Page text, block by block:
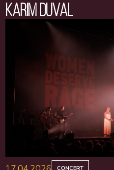
KARIM DUVAL
CONCERT